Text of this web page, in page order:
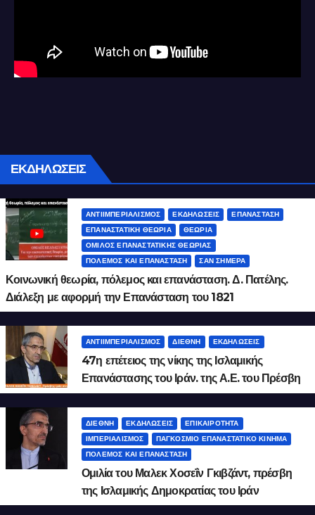
ΕΚΔΗΛΩΣΕΙΣ
ΑΝΤΙΙΜΠΕΡΙΑΛΙΣΜΌΣ ΕΚΔΗΛΏΣΕΙΣ
ΕΠΑΝΆΣΤΑΣΗ
ΕΠΑΝΑΣΤΑΤΙΚΉ ΘΕΩΡΊΑ
ΘΕΩΡΊΑ
ΌΜΙΛΟΣ ΕΠΑΝΑΣΤΑΤΙΚΉΣ ΘΕΩΡΊΑΣ
ΠΌΛΕΜΟΣ ΚΑΙ ΕΠΑΝΆΣΤΑΣΗ
ΣΑΝ ΣΉΜΕΡΑ
Κοινωνική θεωρία, πόλεμος και επανάσταση. Δ. Πατέλης.
Διάλεξη με αφορμή την Επανάσταση του 1821
ΑΝΤΙΙΜΠΕΡΙΑΛΙΣΜΌΣ ΔΙΕΘΝΉ ΕΚΔΗΛΏΣΕΙΣ
47η επέτειος της νίκης της Ισλαμικής
Επανάστασης του Ιράν. της Α.Ε. του Πρέσβη
του Ιράν Μάλεκ Χοσεΐν Γκιβζάντ
ΔΙΕΘΝΉ ΕΚΔΗΛΏΣΕΙΣ
ΕΠΙΚΑΙΡΌΤΗΤΑ
ΙΜΠΕΡΙΑΛΙΣΜΌΣ
ΠΑΓΚΌΣΜΙΟ ΕΠΑΝΑΣΤΑΤΙΚΌ ΚΊΝΗΜΑ
ΠΌΛΕΜΟΣ ΚΑΙ ΕΠΑΝΆΣΤΑΣΗ
Ομιλία του Μαλεκ Χοσεΐν Γκιβζάντ, πρέσβη
της Ισλαμικής Δημοκρατίας του Ιράν